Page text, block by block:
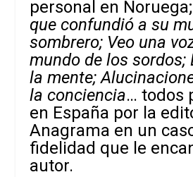
personal en
que confundió a su
sombrero; Veo una
mundo de los sordos;
la mente;
la conciencia… todos
en España por la
Anagrama en un
fidelidad que le
autor.